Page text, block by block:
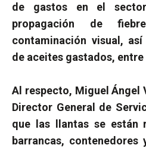
de gastos en el
propagación de
contaminación visual,
de aceites gastados,
Al respecto, Miguel Ángel
Director General de
que las llantas se están
barrancas, contenedores